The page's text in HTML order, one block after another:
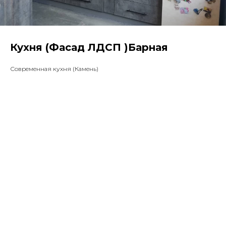
Кухня (Фасад ЛДСП )Барная
Современная кухня (Камень)